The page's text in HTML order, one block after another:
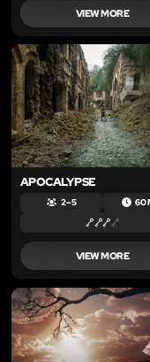
VIEW MORE
APOCALYPSE
2 – 5 60
VIEW MORE